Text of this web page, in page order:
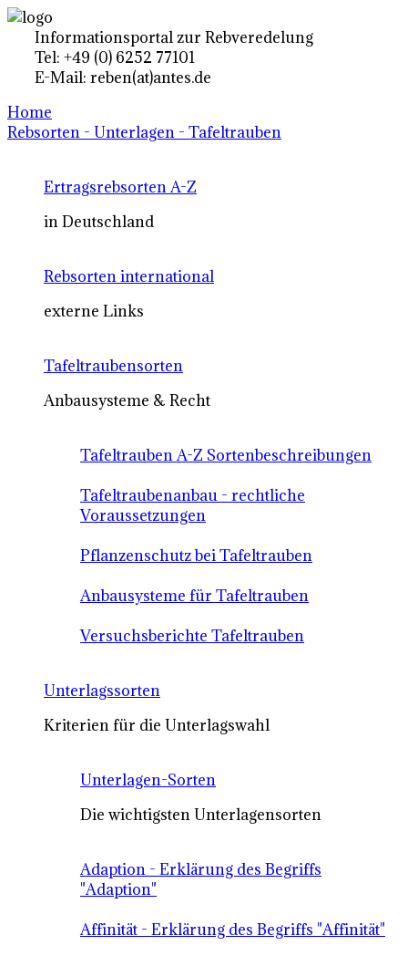
Informationsportal zur Rebveredelung
Tel: +49 (0) 6252 77101
E-Mail: reben(at)antes.de
Home
Rebsorten - Unterlagen - Tafeltrauben
Ertragsrebsorten A-Z
in Deutschland
Rebsorten international
externe Links
Tafeltraubensorten
Anbausysteme & Recht
Tafeltrauben A-Z Sortenbeschreibungen
Tafeltraubenanbau - rechtliche
Voraussetzungen
Pflanzenschutz bei Tafeltrauben
Anbausysteme für Tafeltrauben
Versuchsberichte Tafeltrauben
Unterlagssorten
Kriterien für die Unterlagswahl
Unterlagen-Sorten
Die wichtigsten Unterlagensorten
Adaption - Erklärung des Begriffs
"Adaption"
Affinität - Erklärung des Begriffs "Affinität"